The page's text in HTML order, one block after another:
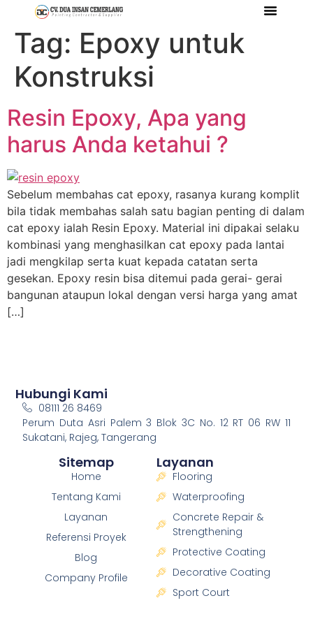
Tag: Epoxy untuk
Konstruksi
Resin Epoxy, Apa yang
harus Anda ketahui ?
Sebelum membahas cat epoxy, rasanya kurang komplit
bila tidak membahas salah satu bagian penting di dalam
cat epoxy ialah Resin Epoxy. Material ini dipakai selaku
kombinasi yang menghasilkan cat epoxy pada lantai
jadi mengkilap serta kuat kepada catatan serta
gesekan. Epoxy resin bisa ditemui pada gerai- gerai
bangunan ataupun lokal dengan versi harga yang amat
[…]
Hubungi Kami
08111 26 8469
Perum Duta Asri Palem 3 Blok 3C No. 12 RT 06 RW 11
Sukatani, Rajeg, Tangerang
Sitemap
Home
Tentang Kami
Layanan
Referensi Proyek
Blog
Company Profile
Layanan
Flooring
Waterproofing
Concrete Repair &
Strengthening
Protective Coating
Decorative Coating
Sport Court